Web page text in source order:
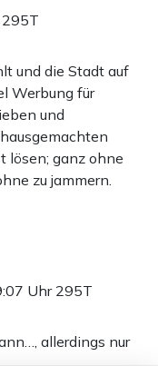
295T
und die Stadt auf
Werbung für
und
lösen; ganz ohne
zu jammern.
Uhr 295T
allerdings nur